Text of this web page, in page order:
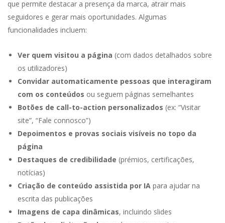
que permite destacar a presença da marca, atrair mais
seguidores e gerar mais oportunidades. Algumas
funcionalidades incluem:
Ver quem visitou a página (com dados detalhados sobre
os utilizadores)
Convidar automaticamente pessoas que interagiram
com os conteúdos ou seguem páginas semelhantes
Botões de call-to-action personalizados (ex: “Visitar
site”, “Fale connosco”)
Depoimentos e provas sociais visíveis no topo da
página
Destaques de credibilidade (prémios, certificações,
notícias)
Criação de conteúdo assistida por IA para ajudar na
escrita das publicações
Imagens de capa dinâmicas, incluindo slides